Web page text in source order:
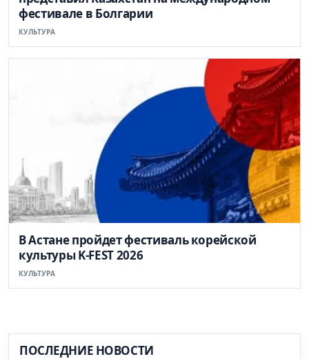
фестивале в Болгарии
КУЛЬТУРА
В Астане пройдет фестиваль корейской
культуры K-FEST 2026
КУЛЬТУРА
ПОСЛЕДНИЕ НОВОСТИ